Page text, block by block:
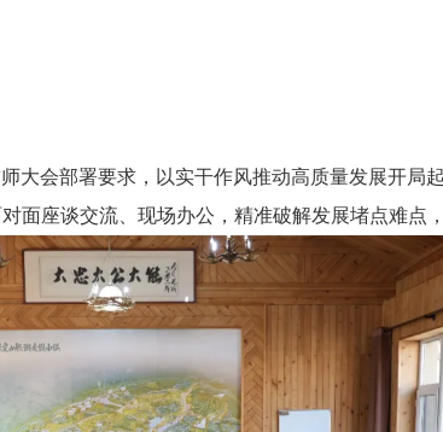
会部署要求，以实干作风推动高质量发展开局
面座谈交流、现场办公，精准破解发展堵点难点